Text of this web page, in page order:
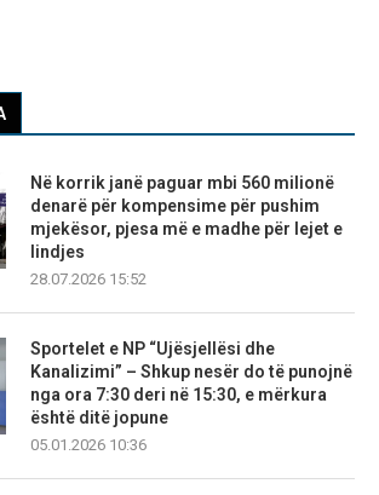
Në korrik janë paguar mbi 560 milionë
denarë për kompensime për pushim
mjekësor, pjesa më e madhe për lejet e
lindjes
28.07.2026 15:52
Sportelet e NP “Ujësjellësi dhe
Kanalizimi” – Shkup nesër do të punojnë
nga ora 7:30 deri në 15:30, e mërkura
është ditë jopune
05.01.2026 10:36